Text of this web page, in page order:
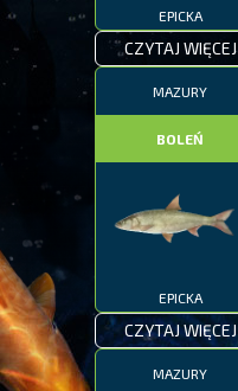
EPICKA
CZYTAJ WIĘCEJ
MAZURY
BOLEŃ
EPICKA
CZYTAJ WIĘCEJ
MAZURY